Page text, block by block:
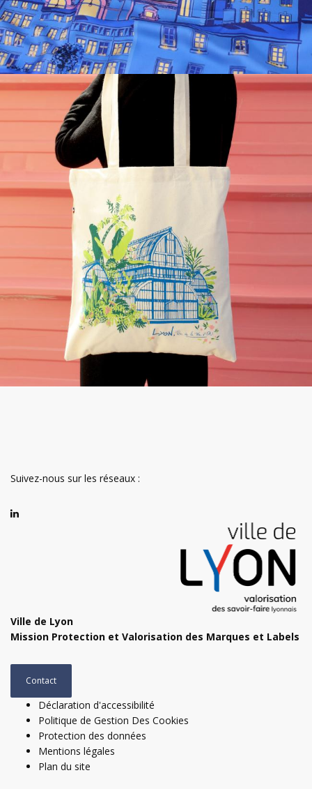
Suivez-nous sur les réseaux :
Ville de Lyon
Mission Protection et Valorisation des Marques et Labels
Contact
Déclaration d'accessibilité
Politique de Gestion Des Cookies
Protection des données
Mentions légales
Plan du site